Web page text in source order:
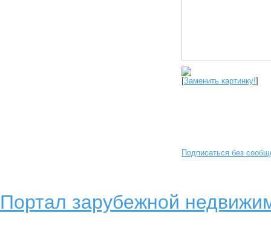
[Заменить картинку!]
Подписаться без
Портал зарубежной